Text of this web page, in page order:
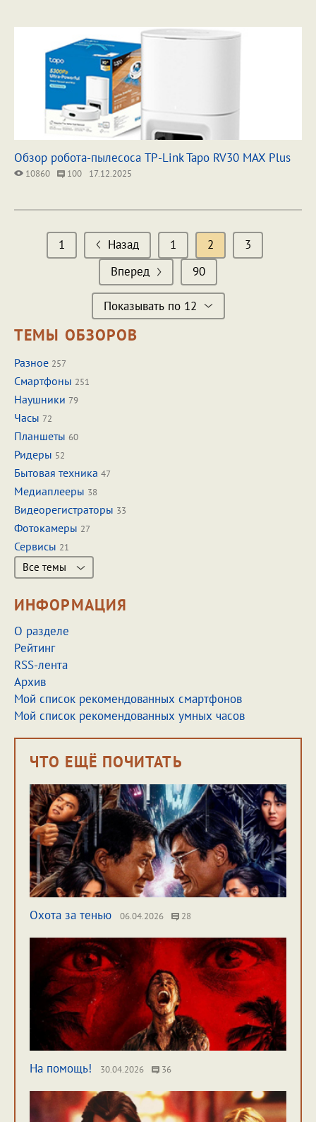
Обзор робота-пылесоса TP-Link Tapo RV30 MAX Plus
10860 100 17.12.2025
1 Назад 1 2
3
Вперед
90
Показывать по 12
ТЕМЫ ОБЗОРОВ
Разное 257
Смартфоны 251
Наушники 79
Часы 72
Планшеты 60
Ридеры 52
Бытовая техника 47
Медиаплееры 38
Видеорегистраторы 33
Фотокамеры 27
Сервисы 21
Все темы
ИНФОРМАЦИЯ
О разделе
Рейтинг
RSS-лента
Архив
Мой список рекомендованных смартфонов
Мой список рекомендованных умных часов
ЧТО ЕЩЁ ПОЧИТАТЬ
Охота за тенью 06.04.2026 28
На помощь! 30.04.2026 36